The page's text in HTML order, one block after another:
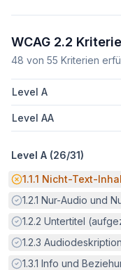
WCAG 2.2
48 von 55 Kriterien
Level A
Level AA
Level A (26/31)
Potenzielle Barriere:
1.1.1 Nicht-Text-
Erfüllt:
1.2.1 Nur-Audio und
Erfüllt:
1.2.2 Untertitel
Erfüllt:
1.2.3
Erfüllt:
1.3.1 Info und